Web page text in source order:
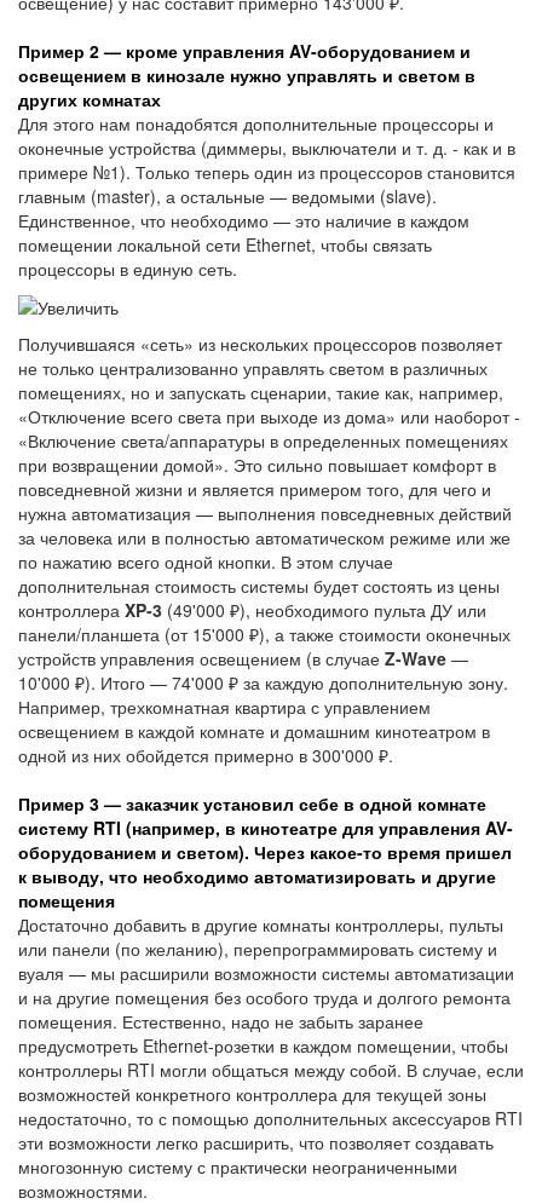
Пример 2 — кроме управления AV-оборудованием и
освещением в кинозале нужно управлять и светом в
других комнатах
Для этого нам понадобятся дополнительные процессоры и
оконечные устройства (диммеры, выключатели и т. д. - как и в
примере №1). Только теперь один из процессоров становится
главным (master), а остальные — ведомыми (slave).
Единственное, что необходимо — это наличие в каждом
помещении локальной сети Ethernet, чтобы связать
процессоры в единую сеть.
Получившаяся «сеть» из нескольких процессоров позволяет
не только централизованно управлять светом в различных
помещениях, но и запускать сценарии, такие как, например,
«Отключение всего света при выходе из дома» или наоборот -
«Включение света/аппаратуры в определенных помещениях
при возвращении домой». Это сильно повышает комфорт в
повседневной жизни и является примером того, для чего и
нужна автоматизация — выполнения повседневных действий
за человека или в полностью автоматическом режиме или же
по нажатию всего одной кнопки. В этом случае
дополнительная стоимость системы будет состоять из цены
контроллера XP-3 (49'000 ₽), необходимого пульта ДУ или
панели/планшета (от 15'000 ₽), а также стоимости оконечных
устройств управления освещением (в случае Z-Wave —
10'000 ₽). Итого — 74'000 ₽ за каждую дополнительную зону.
Например, трехкомнатная квартира с управлением
освещением в каждой комнате и домашним кинотеатром в
одной из них обойдется примерно в 300'000 ₽.
Пример 3 — заказчик установил себе в одной комнате
систему RTI (например, в кинотеатре для управления AV-
оборудованием и светом). Через какое-то время пришел
к выводу, что необходимо автоматизировать и другие
помещения
Достаточно добавить в другие комнаты контроллеры, пульты
или панели (по желанию), перепрограммировать систему и
вуаля — мы расширили возможности системы автоматизации
и на другие помещения без особого труда и долгого ремонта
помещения. Естественно, надо не забыть заранее
предусмотреть Ethernet-розетки в каждом помещении, чтобы
контроллеры RTI могли общаться между собой. В случае, если
возможностей конкретного контроллера для текущей зоны
недостаточно, то с помощью дополнительных аксессуаров RTI
эти возможности легко расширить, что позволяет создавать
многозонную систему с практически неограниченными
возможностями.